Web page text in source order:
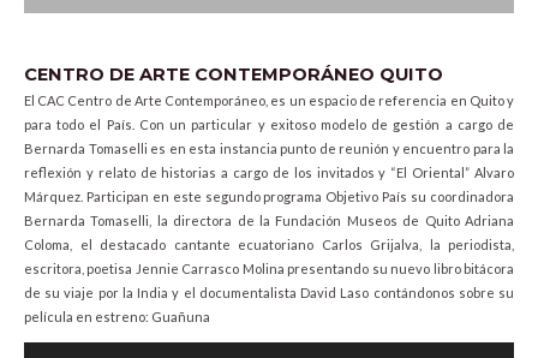
CENTRO DE ARTE CONTEMPORÁNEO QUITO
El CAC Centro de Arte Contemporáneo, es un espacio de referencia en Quito y
para todo el País. Con un particular y exitoso modelo de gestión a cargo de
Bernarda Tomaselli es en esta instancia punto de reunión y encuentro para la
reflexión y relato de historias a cargo de los invitados y “El Oriental” Alvaro
Márquez. Participan en este segundo programa Objetivo País su coordinadora
Bernarda Tomaselli, la directora de la Fundación Museos de Quito Adriana
Coloma, el destacado cantante ecuatoriano Carlos Grijalva, la periodista,
escritora, poetisa Jennie Carrasco Molina presentando su nuevo libro bitácora
de su viaje por la India y el documentalista David Laso contándonos sobre su
película en estreno: Guañuna